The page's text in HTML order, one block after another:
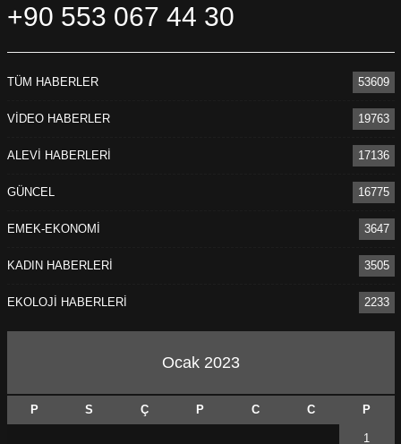
+90 553 067 44 30
TÜM HABERLER 53609
VİDEO HABERLER 19763
ALEVİ HABERLERİ 17136
GÜNCEL 16775
EMEK-EKONOMİ 3647
KADIN HABERLERİ 3505
EKOLOJİ HABERLERİ 2233
Ocak 2023
P S Ç P C C P
1